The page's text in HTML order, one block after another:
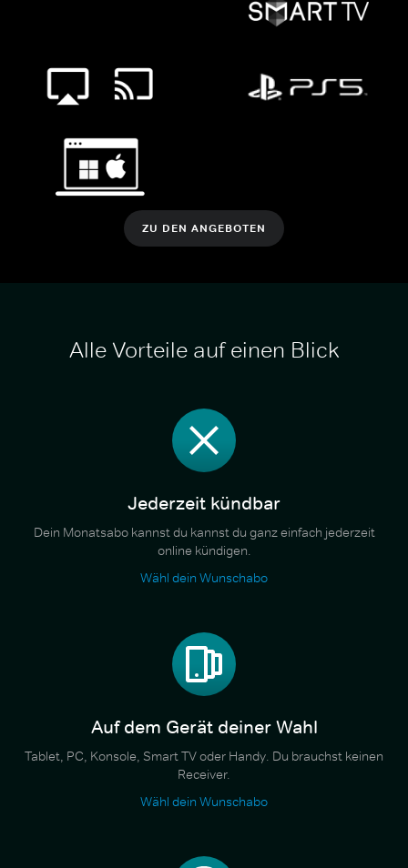
ZU DEN ANGEBOTEN
Alle Vorteile auf einen Blick
Jederzeit kündbar
Dein Monatsabo kannst du kannst du ganz einfach jederzeit
online kündigen.
Wähl dein Wunschabo
Auf dem Gerät deiner Wahl
Tablet, PC, Konsole, Smart TV oder Handy. Du brauchst keinen
Receiver.
Wähl dein Wunschabo